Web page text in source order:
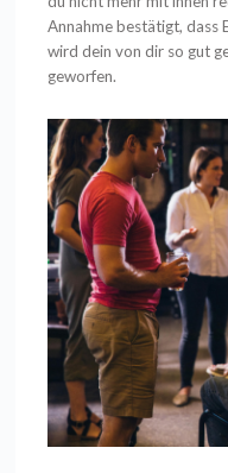
Annahme bestätigt, dass
wird dein von dir so gut
geworfen.